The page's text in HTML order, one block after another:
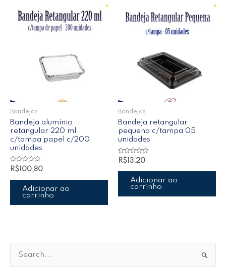
Bandejas
Bandeja alumínio
retangular 220 ml
c/tampa papel c/200
unidades
Avaliação
0
de
R$ 100,80
Adicionar ao
carrinho
Bandejas
Bandeja retangular
pequena c/tampa 05
unidades
Avaliação
0
de
R$ 13,20
Adicionar ao
carrinho